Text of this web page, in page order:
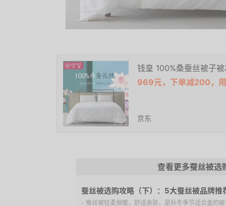
钱皇 100%桑蚕丝被子
969元，下单减200，
京东
查看更多蚕丝被选
蚕丝被选购攻略（下）：5大蚕丝被品牌推
- 蚕丝被轻柔保暖，舒适亲肤，是秋冬季节适合盖的